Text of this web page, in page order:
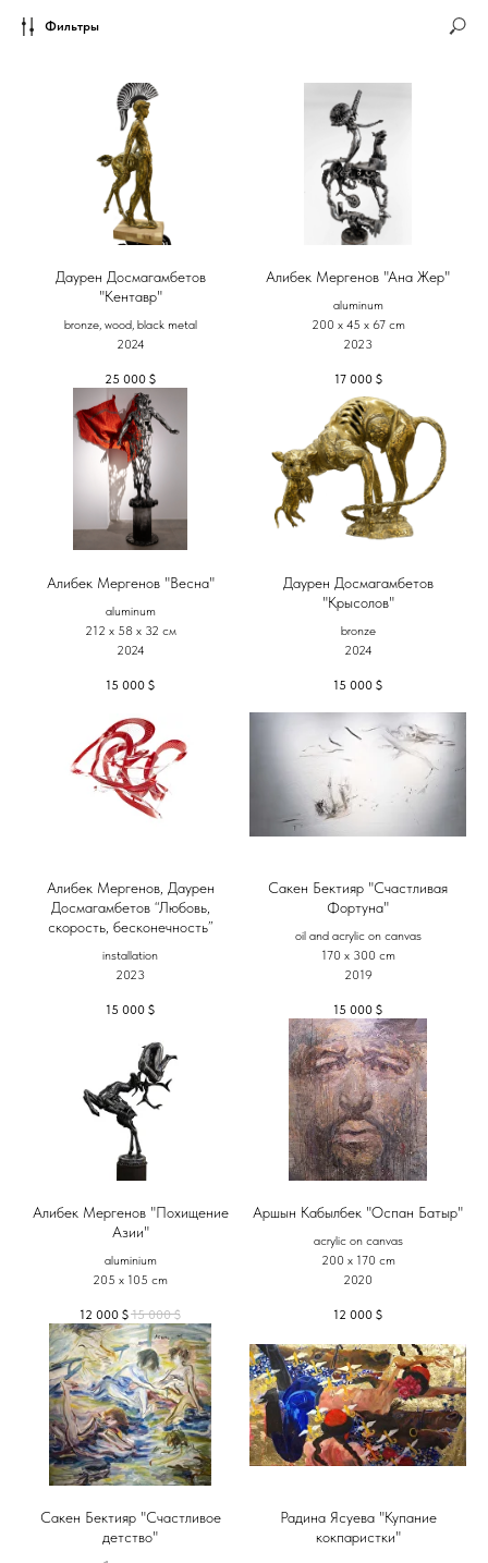
Фильтры
Даурен Досмагамбетов
"Кентавр"
bronze, wood, black metal
2024
25 000 $
Алибек Мергенов "Ана Жер"
aluminum
200 х 45 х 67 cm
2023
17 000 $
Алибек Мергенов "Весна"
aluminum
212 х 58 х 32 см
2024
15 000 $
Даурен Досмагамбетов
"Крысолов"
bronze
2024
15 000 $
Алибек Мергенов, Даурен
Досмагамбетов “Любовь,
скорость, бесконечность”
installation
2023
15 000 $
Сакен Бектияр "Счастливая
Фортуна"
oil and acrylic on canvas
170 x 300 cm
2019
15 000 $
Алибек Мергенов "Похищение
Азии"
aluminium
205 x 105 cm
12 000 $ 15 000 $
Аршын Кабылбек "Оспан Батыр"
acrylic on canvas
200 x 170 cm
2020
12 000 $
Сакен Бектияр "Счастливое
детство"
Радина Ясуева "Купание
кокпаристки"